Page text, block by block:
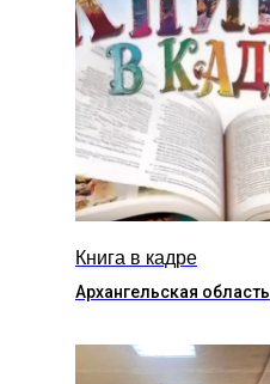
Книга в кадре
Архангельская область